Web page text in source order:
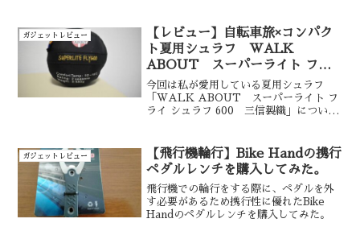
ガジェットレビュー
【レビュー】自転車旅×コンパク
ト夏用シュラフ WALK
ABOUT スーパーライト フラ
イ シュラフ 600
今回は私が愛用している夏用シュラフ
「WALK ABOUT スーパーライト フ
ライ シュラフ 600 三信製織」について
が、値段×収納サイズが自転車旅やキャン
プツーリングに非常に有用だなと感じた
ので記事にしました。
ガジェットレビュー
【飛行機輪行】Bike Handの携行
ペダルレンチを購入してみた。
飛行機での輪行をする際に、ペダルを外
す必要があるため携行性に優れたBike
Handのペダルレンチを購入してみた。